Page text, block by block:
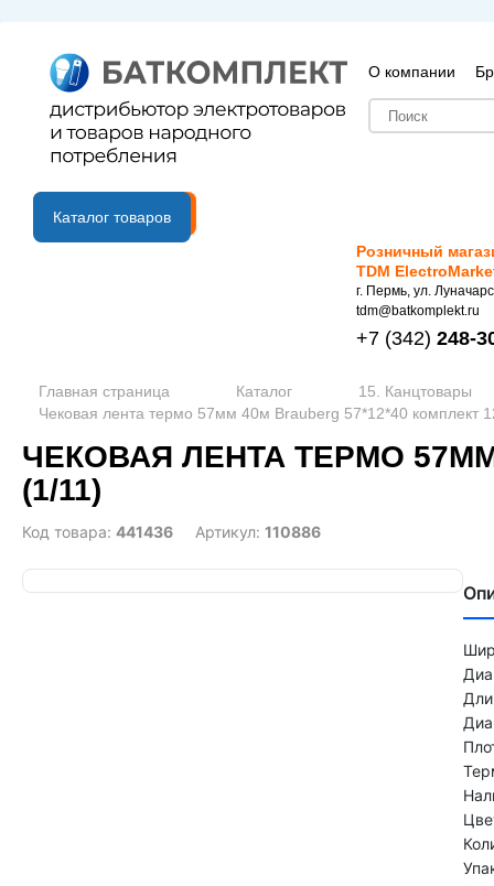
О компании
B2B портал
Каталог товаров
Розничный
TDM
г. Пермь, ул.
tdm@batkomplekt.ru
+7 (342) 248-
Главная страница Каталог
15. Канцтовары
Чековая лента термо 57мм 40м Brauberg 57*12*40 комплект
ЧЕКОВАЯ ЛЕНТА ТЕРМО 57ММ
(1/11)
Код товара: 441436 Артикул: 110886